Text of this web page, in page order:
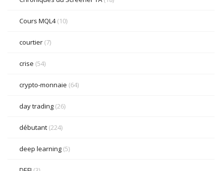
Cours MQL4(10)
courtier (7)
crise (54)
crypto-monnaie (64)
day trading (26)
débutant (224)
deep learning (5)